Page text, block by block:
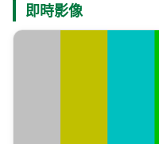
即時影像